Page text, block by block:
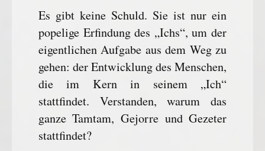
Es gibt keine Schuld. Sie ist nur ein
popelige Erfindung des „Ichs“, um der
eigentlichen Aufgabe aus dem Weg zu
gehen: der Entwicklung des Menschen,
die im Kern in seinem „Ich“
stattfindet. Verstanden, warum das
ganze Tamtam, Gejorre und Gezeter
stattfindet?